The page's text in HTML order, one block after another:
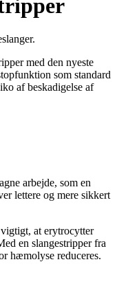
med den nyeste
som standard
af beskadigelse af
arbejde, som en
lettere og mere sikkert
at erytrocytter
en slangestripper fra
hæmolyse reduceres.